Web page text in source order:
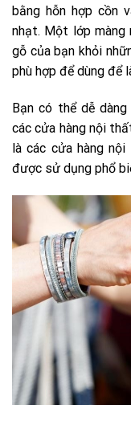
bằng hỗn hợp cồn
nhạt. Một lớp màng
gỗ của bạn khỏi
phù hợp để dùng để
Bạn có thể dễ
các cửa hàng nội
là các cửa hàng
được sử dụng phổ